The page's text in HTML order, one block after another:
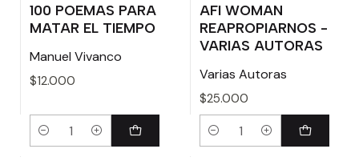
100 POEMAS PARA
MATAR EL TIEMPO
Manuel Vivanco
$12.000
Cantidad
AFI WOMAN
REAPROPIARNOS -
VARIAS AUTORAS
Varias Autoras
$25.000
Cantidad